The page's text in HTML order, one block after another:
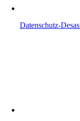
Datenschutz-